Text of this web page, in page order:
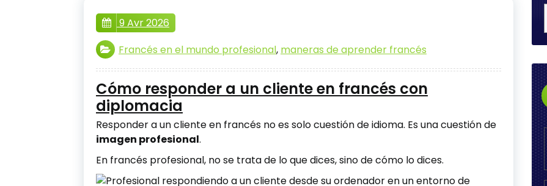
9 Avr 2026
Francés en el mundo profesional, maneras de aprender francés
Cómo responder a un cliente en francés con
diplomacia
Responder a un cliente en francés no es solo cuestión de idioma. Es una cuestión de
imagen profesional.
En francés profesional, no se trata de lo que dices, sino de cómo lo dices.